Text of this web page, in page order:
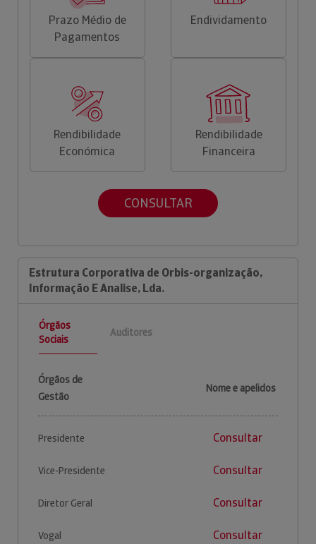
Prazo Médio de
Pagamentos
Endividamento
Rendibilidade
Económica
Rendibilidade
Financeira
CONSULTAR
Estrutura Corporativa de Orbis-organização,
Informação E Analise, Lda.
Órgãos
Sociais
Auditores
Órgãos de
Gestão
Nome e apelidos
Presidente Consultar
Vice-Presidente Consultar
Diretor Geral Consultar
Vogal Consultar